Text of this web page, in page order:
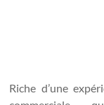
Riche d’une